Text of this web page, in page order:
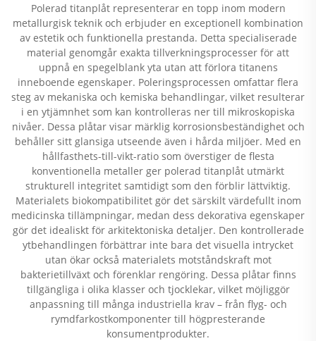
Polerad titanplåt representerar en topp inom modern
metallurgisk teknik och erbjuder en exceptionell kombination
av estetik och funktionella prestanda. Detta specialiserade
material genomgår exakta tillverkningsprocesser för att
uppnå en spegelblank yta utan att förlora titanens
inneboende egenskaper. Poleringsprocessen omfattar flera
steg av mekaniska och kemiska behandlingar, vilket resulterar
i en ytjämnhet som kan kontrolleras ner till mikroskopiska
nivåer. Dessa plåtar visar märklig korrosionsbeständighet och
behåller sitt glansiga utseende även i hårda miljöer. Med en
hållfasthets-till-vikt-ratio som överstiger de flesta
konventionella metaller ger polerad titanplåt utmärkt
strukturell integritet samtidigt som den förblir lättviktig.
Materialets biokompatibilitet gör det särskilt värdefullt inom
medicinska tillämpningar, medan dess dekorativa egenskaper
gör det idealiskt för arkitektoniska detaljer. Den kontrollerade
ytbehandlingen förbättrar inte bara det visuella intrycket
utan ökar också materialets motståndskraft mot
bakterietillväxt och förenklar rengöring. Dessa plåtar finns
tillgängliga i olika klasser och tjocklekar, vilket möjliggör
anpassning till många industriella krav – från flyg- och
rymdfarkostkomponenter till högpresterande
konsumentprodukter.